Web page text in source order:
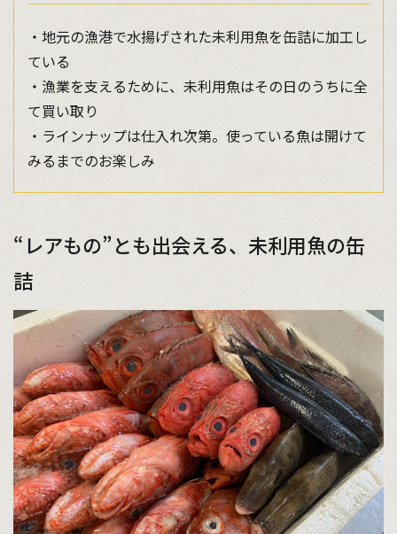
・地元の漁港で水揚げされた未利用魚を缶詰に加工し
ている
・漁業を支えるために、未利用魚はその日のうちに全
て買い取り
・ラインナップは仕入れ次第。使っている魚は開けて
みるまでのお楽しみ
“レアもの”とも出会える、未利用魚の缶
詰